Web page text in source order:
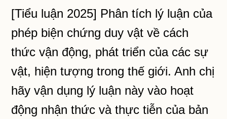
[Tiểu luận 2025] Phân tích lý luận của
phép biện chứng duy vật về cách
thức vận động, phát triển của các sự
vật, hiện tượng trong thế giới. Anh chị
hãy vận dụng lý luận này vào hoạt
động nhận thức và thực tiễn của bản